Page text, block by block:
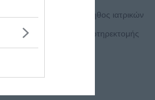
πραγματοποιούνται πλήθος ιατρικών
την επέμβαση της ενδαρτηρεκτομής